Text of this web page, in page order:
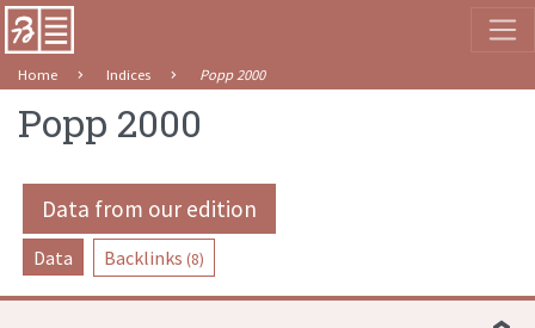
Home Indices Popp 2000
Popp 2000
Data from our edition
Data Backlinks (8)